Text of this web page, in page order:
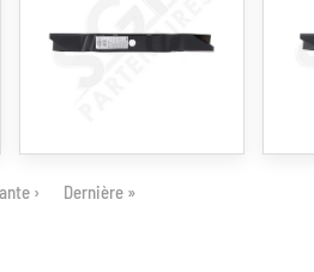
› Dernière »